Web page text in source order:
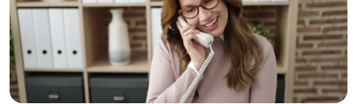
המשכת ביטוח כשכיר
מערכת תשלומים
פרישה לפנסיה